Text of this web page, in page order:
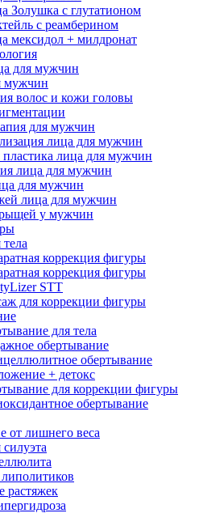
Золушка с глутатионом
с реамберином
мексидол + милдронат
для мужчин
мужчин
волос и кожи головы
для мужчин
лица для мужчин
пластика лица для мужчин
лица для мужчин
для мужчин
лица для мужчин
у мужчин
коррекция фигуры
коррекция фигуры
STT
для коррекции фигуры
для тела
обертывание
обертывание
+ детокс
для коррекции фигуры
обертывание
от лишнего веса
растяжек